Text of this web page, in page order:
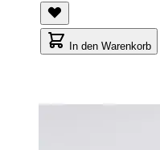
In den Warenkorb